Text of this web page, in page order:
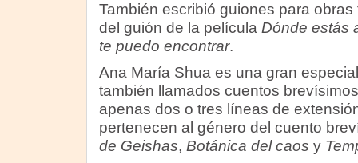
También escribió guiones para
del guión de la película Dónde estás
te puedo encontrar.
Ana María Shua es una gran
también llamados cuentos
apenas dos o tres líneas de
pertenecen al género del cuento
de Geishas, Botánica del caos y